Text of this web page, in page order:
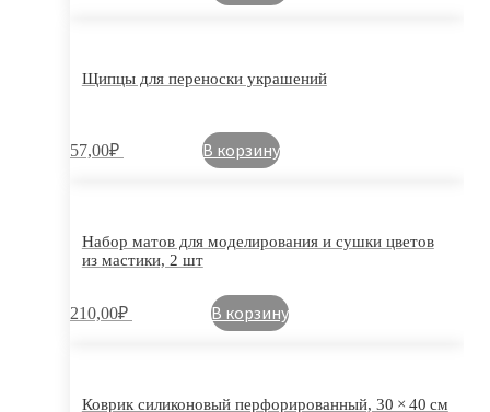
Щипцы для переноски украшений
57,00₽ В корзину
Набор матов для моделирования и сушки цветов
из мастики, 2 шт
210,00₽ В корзину
Коврик силиконовый перфорированный, 30 × 40 см